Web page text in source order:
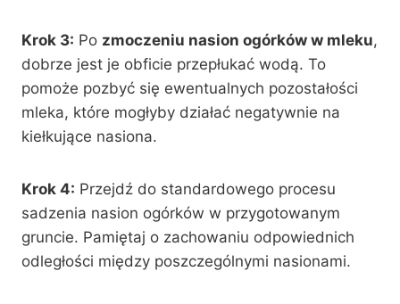
Krok 3: Po zmoczeniu nasion ogórków w mleku,
dobrze jest je obficie przepłukać wodą. To
pomoże pozbyć się ewentualnych pozostałości
mleka, które mogłyby działać negatywnie na
kiełkujące nasiona.
Krok 4: Przejdź do standardowego procesu
sadzenia nasion ogórków w przygotowanym
gruncie. Pamiętaj o zachowaniu odpowiednich
odległości między poszczególnymi nasionami.